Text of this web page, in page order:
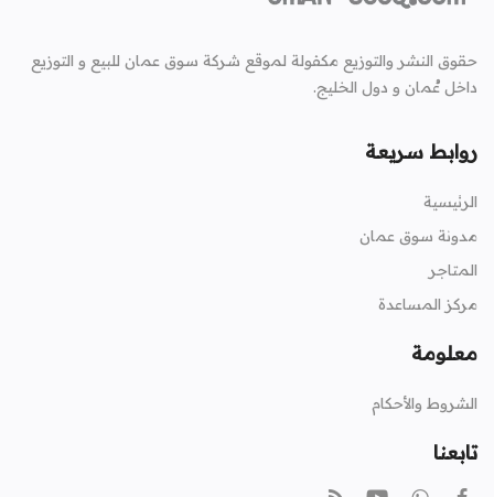
حقوق النشر والتوزيع مكفولة لموقع شركة سوق عمان للبيع و التوزيع
داخل عُمان و دول الخليج.
روابط سريعة
الرئيسية
مدونة سوق عمان
المتاجر
مركز المساعدة
معلومة
الشروط والأحكام
تابعنا